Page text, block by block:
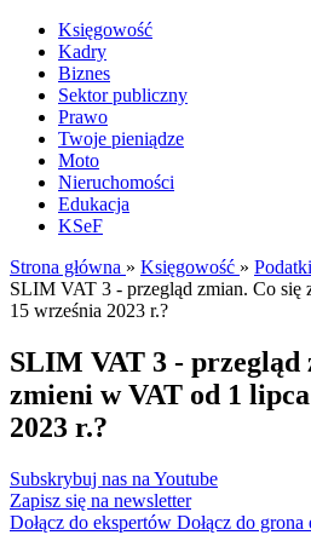
Księgowość
Kadry
Biznes
Sektor publiczny
Prawo
Twoje pieniądze
Moto
Nieruchomości
Edukacja
KSeF
Strona główna » Księgowość » Podatki
SLIM VAT 3 - przegląd zmian. Co
15 września 2023 r.?
SLIM VAT 3 - przegląd
zmieni w VAT od 1
2023 r.?
Subskrybuj nas na Youtube
Zapisz się na newsletter
Dołącz do ekspertów Dołącz do grona